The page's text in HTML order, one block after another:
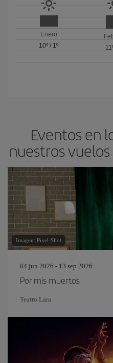
Enero
10º / 1º
Eventos en
nuestros
Imagen: Pixel-Shot
04 jun 2026 - 13 sep 2026
Por mis muertos
Teatro Lara